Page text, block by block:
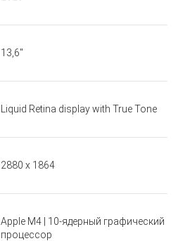
13,6"
Liquid Retina display with True Tone
2880 x 1864
Apple M4 | 10-ядерный графический
процессор